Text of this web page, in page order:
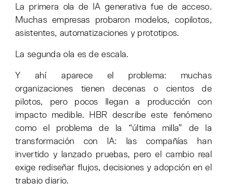
La primera ola de IA generativa fue de acceso.
Muchas empresas probaron modelos, copilotos,
asistentes, automatizaciones y prototipos.
La segunda ola es de escala.
Y ahí aparece el problema: muchas
organizaciones tienen decenas o cientos de
pilotos, pero pocos llegan a producción con
impacto medible. HBR describe este fenómeno
como el problema de la “última milla” de la
transformación con IA: las compañías han
invertido y lanzado pruebas, pero el cambio real
exige rediseñar flujos, decisiones y adopción en el
trabajo diario.